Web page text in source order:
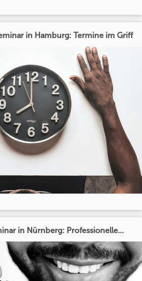
in Hamburg: Termine im Griff
in Nürnberg: Professionelle...